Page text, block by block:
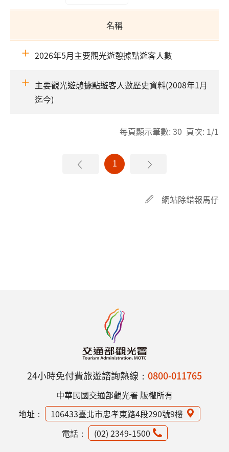
名稱
2026年5月主要觀光遊憩據點遊客人數
主要觀光遊憩據點遊客人數歷史資料(2008年1月
迄今)
每頁顯示筆數: 30 頁次: 1/1
1
網站除錯報馬仔
24小時免付費旅遊諮詢熱線： 0800-011765
中華民國交通部觀光署 版權所有
地址：
106433臺北市忠孝東路4段290號9樓
電話：
(02) 2349-1500